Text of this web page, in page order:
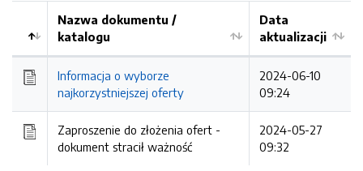
Nazwa dokumentu /
katalogu
Data
aktualizacji
Informacja o wyborze
najkorzystniejszej oferty
2024-06-10
09:24
Zaproszenie do złożenia ofert -
dokument stracił ważność
2024-05-27
09:32